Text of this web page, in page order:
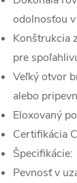
odolnosťou
Konštrukcia
pre
Veľký otvor
alebo
Eloxovaný
Certifikácia
Špecifikácie:
Pevnosť v